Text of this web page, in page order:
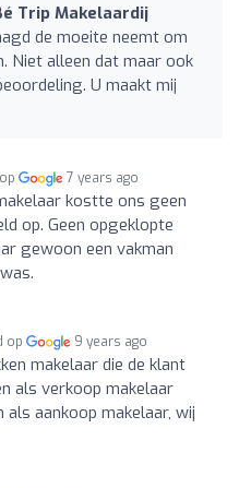
Trip Makelaardij
de moeite neemt om
Niet alleen dat maar ook
U maakt mij
7 years ago
kostte ons geen
op. Geen opgeklopte
gewoon een vakman
op 9 years ago
makelaar die de klant
als verkoop makelaar
aankoop makelaar, wij